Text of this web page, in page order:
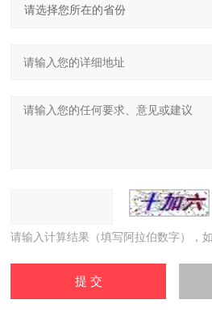
请输入计算结果（填写阿拉伯数字），